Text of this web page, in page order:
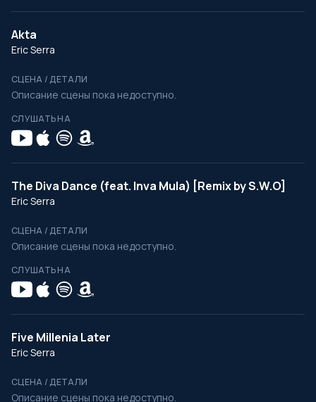
Akta
Eric Serra
СЦЕНА / ДЕТАЛИ
Описание сцены пока недоступно.
СЛУШАТЬ НА
The Diva Dance (feat. Inva Mula) [Remix by S.W.O]
Eric Serra
СЦЕНА / ДЕТАЛИ
Описание сцены пока недоступно.
СЛУШАТЬ НА
Five Millenia Later
Eric Serra
СЦЕНА / ДЕТАЛИ
Описание сцены пока недоступно.